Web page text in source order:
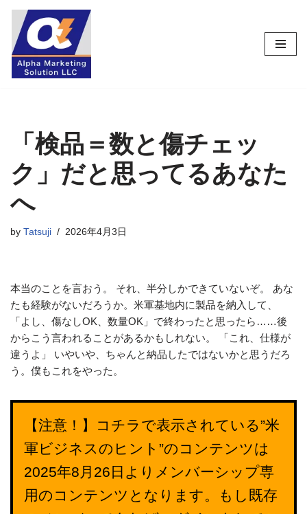
コ
ン
テ
ッ
プ
「検品＝数と傷チェッ
ク」だと思ってるあなた
へ
by Tatsuji 2026年4月3日
本当のことを言おう。 それ、半分しかできていないぞ。 あな
たも経験がないだろうか。米軍基地内に製品を納入して、
「よし、傷なしOK、数量OK」で終わったと思ったら……後
からこう言われることがあるかもしれない。 「これ、仕様が
違うよ」 いやいや、ちゃんと納品したではないかと思うだろ
う。僕もこれをやった。
【注意！】コチラで表示されている”米
軍ビジネスのヒント”のコンテンツは
2025年8月26日よりメンバーシップ専
用のコンテンツとなります。もし既存